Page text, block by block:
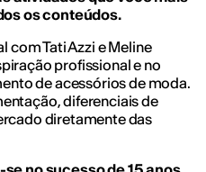
os conteúdos.
com Tati Azzi e Meline
profissional e no
de acessórios de moda.
diferenciais de
diretamente das